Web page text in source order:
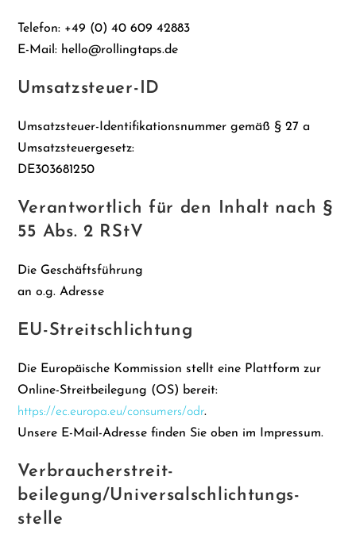
Telefon: +49 (0) 40 609 42883
E-Mail: hello@rollingtaps.de
Umsatzsteuer-ID
Umsatzsteuer-Identifikationsnummer gemäß § 27 a
Umsatzsteuergesetz:
DE303681250
Verantwortlich für den Inhalt nach §
55 Abs. 2 RStV
Die Geschäftsführung
an o.g. Adresse
EU-Streitschlichtung
Die Europäische Kommission stellt eine Plattform zur
Online-Streitbeilegung (OS) bereit:
https://ec.europa.eu/consumers/odr.
Unsere E-Mail-Adresse finden Sie oben im Impressum.
Verbraucher­streit­
beilegung/Universal­schlichtungs­
stelle